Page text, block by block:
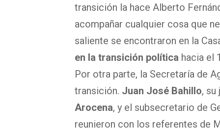
transición la hace Alberto
acompañar cualquier cosa que
saliente se encontraron en la
en la transición política hacia el
Por otra parte, la Secretaría de
transición. Juan José Bahillo, su
Arocena, y el subsecretario de
reunieron con los referentes de